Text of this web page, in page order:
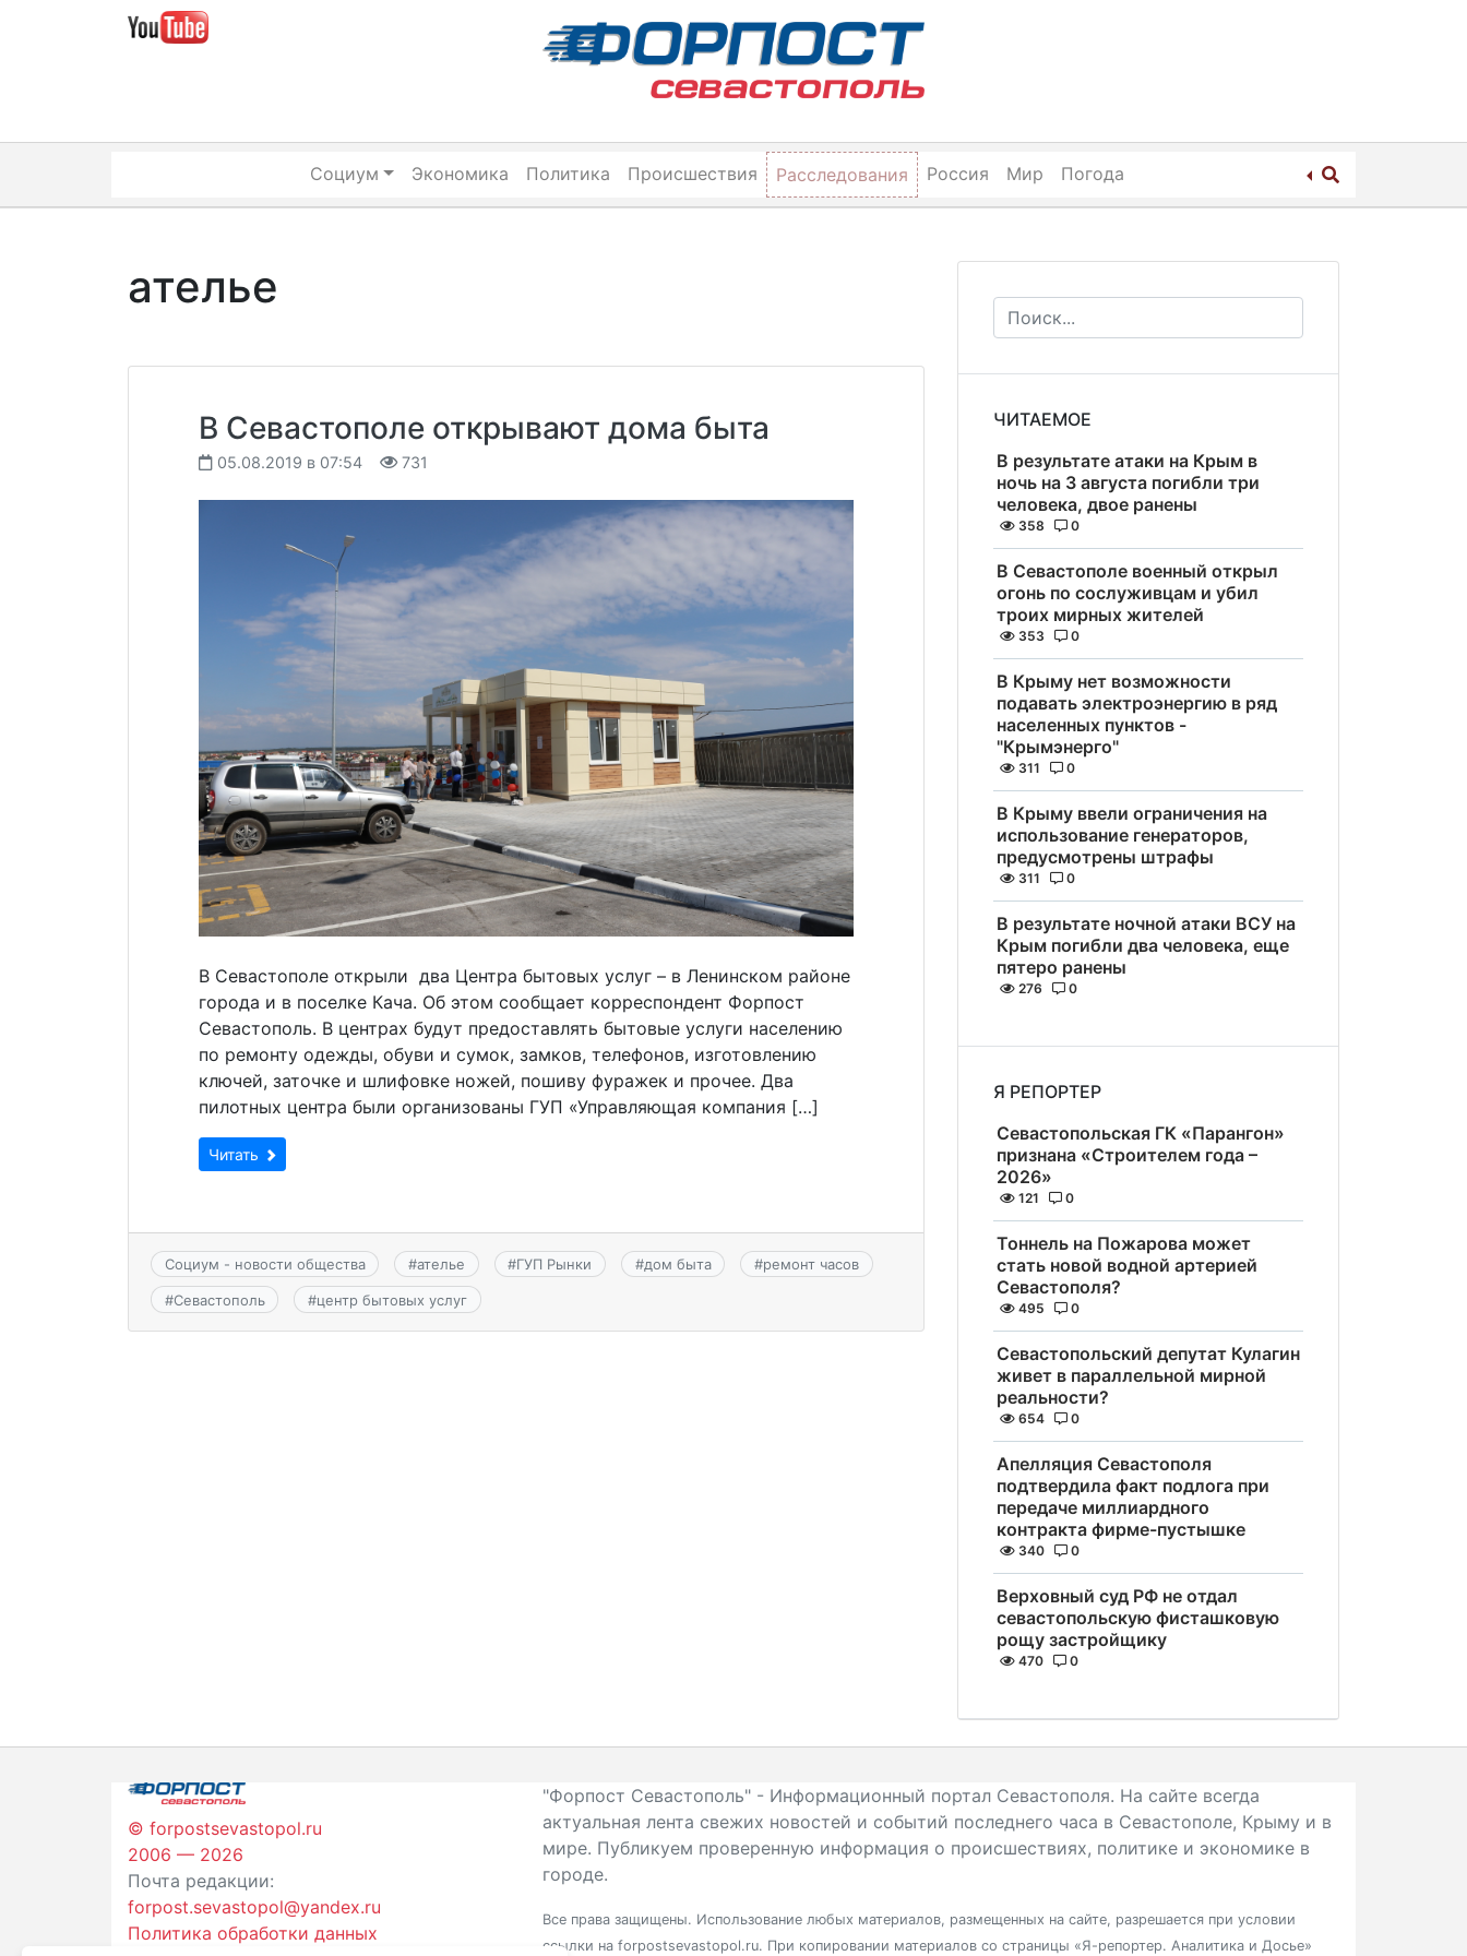
Социум Экономика Политика Происшествия Расследования Россия Мир Погода
ателье
В Севастополе открывают дома быта
05.08.2019 в 07:54 731
В Севастополе открыли два Центра бытовых услуг – в Ленинском районе
города и в поселке Кача. Об этом сообщает корреспондент Форпост
Севастополь. В центрах будут предоставлять бытовые услуги населению
по ремонту одежды, обуви и сумок, замков, телефонов, изготовлению
ключей, заточке и шлифовке ножей, пошиву фуражек и прочее. Два
пилотных центра были организованы ГУП «Управляющая компания […]
Читать
Социум - новости общества #ателье #ГУП Рынки #дом быта #ремонт часов
#Севастополь #центр бытовых услуг
ЧИТАЕМОЕ
В результате атаки на Крым в
ночь на 3 августа погибли три
человека, двое ранены
358 0
В Севастополе военный открыл
огонь по сослуживцам и убил
троих мирных жителей
353 0
В Крыму нет возможности
подавать электроэнергию в ряд
населенных пунктов -
"Крымэнерго"
311 0
В Крыму ввели ограничения на
использование генераторов,
предусмотрены штрафы
311 0
В результате ночной атаки ВСУ на
Крым погибли два человека, еще
пятеро ранены
276 0
Я РЕПОРТЕР
Севастопольская ГК «Парангон»
признана «Строителем года –
2026»
121 0
Тоннель на Пожарова может
стать новой водной артерией
Севастополя?
495 0
Севастопольский депутат Кулагин
живет в параллельной мирной
реальности?
654 0
Апелляция Севастополя
подтвердила факт подлога при
передаче миллиардного
контракта фирме-пустышке
340 0
Верховный суд РФ не отдал
севастопольскую фисташковую
рощу застройщику
470 0
© forpostsevastopol.ru
2006 — 2026
Почта редакции:
forpost.sevastopol@yandex.ru
Политика обработки данных
"Форпост Севастополь" - Информационный портал Севастополя. На сайте всегда
актуальная лента свежих новостей и событий последнего часа в Севастополе, Крыму и в
мире. Публикуем проверенную информация о происшествиях, политике и экономике в
городе.
Все права защищены. Использование любых материалов, размещенных на сайте, разрешается при условии
ссылки на forpostsevastopol.ru. При копировании материалов со страницы «Я-репортер. Аналитика и Досье»